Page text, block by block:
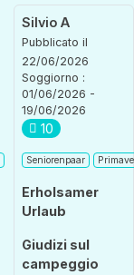
Silvio A
Pubblicato il
22/06/2026
Soggiorno :
01/06/2026 -
19/06/2026
10
Seniorenpaar
Erholsamer
Urlaub
Giudizi sul
campeggio